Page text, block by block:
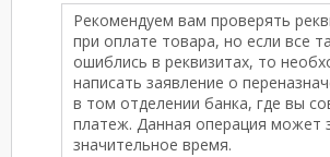
Рекомендуем вам проверять
при оплате товара, но если все
ошиблись в реквизитах, то
написать заявление о
в том отделении банка, где вы
платеж. Данная операция может
значительное время.